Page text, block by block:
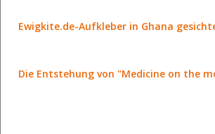
Ewigkite.de-Aufkleber in Ghana
Die Entstehung von "Medicine on the